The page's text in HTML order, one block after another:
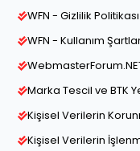
WFN - Gizlilik Politikası
WFN - Kullanım
Marka Tescil ve BTK
Kişisel Verilerin
Kişisel Verilerin